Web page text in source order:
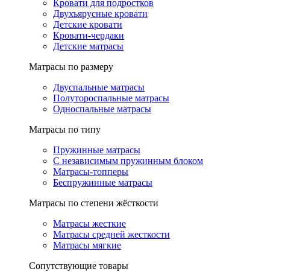
Кровати для подростков
Двухъярусные кровати
Детские кровати
Кровати-чердаки
Детские матрасы
Матрасы по размеру
Двуспальные матрасы
Полутороспальные матрасы
Односпальные матрасы
Матрасы по типу
Пружинные матрасы
С независимым пружинным блоком
Матрасы-топперы
Беспружинные матрасы
Матрасы по степени жёсткости
Матрасы жесткие
Матрасы средней жесткости
Матрасы мягкие
Сопутствующие товары